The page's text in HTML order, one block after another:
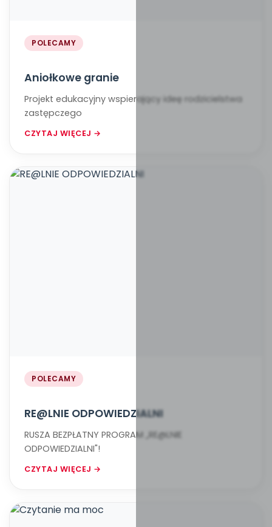
POLECAMY
Aniołkowe granie
Projekt edukacyjny wspierający ideę rodzicielstwa
zastępczego
CZYTAJ WIĘCEJ →
POLECAMY
RE@LNIE ODPOWIEDZIALNI
RUSZA BEZPŁATNY PROGRAM „RE@LNIE
ODPOWIEDZIALNI"!
CZYTAJ WIĘCEJ →